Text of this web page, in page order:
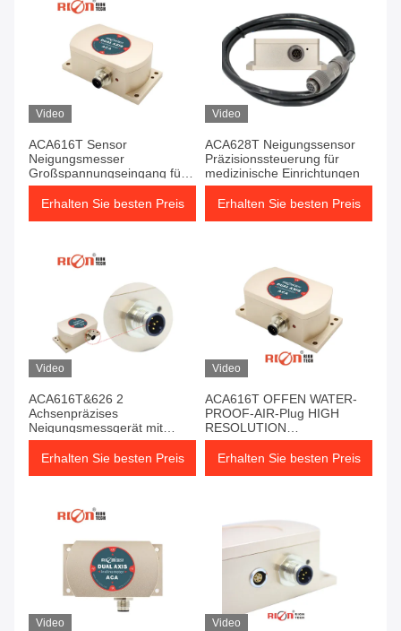
Video
ACA616T Sensor
Neigungsmesser
Großspannungseingang für
Gebäude Neigungsmesser
Erhalten Sie besten Preis
Video
ACA628T Neigungssensor
Präzisionssteuerung für
medizinische Einrichtungen
Erhalten Sie besten Preis
Video
ACA616T&626 2
Achsenpräzises
Neigungsmessgerät mit
langfristiger Stabilität 0,01°
zur Überwachung der
Erhalten Sie besten Preis
Video
ACA616T OFFEN WATER-
PROOF-AIR-Plug HIGH
RESOLUTION
Einfachachsenneigung
Erhalten Sie besten Preis
Video Video